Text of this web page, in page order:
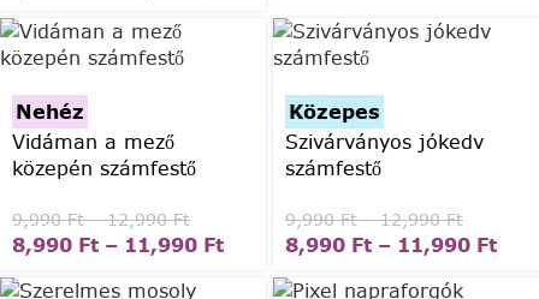
Nehéz
Vidáman a mező
közepén számfestő
9,990Ft – 12,990Ft
8,990 Ft – 11,990 Ft
Közepes
Szivárványos jókedv
számfestő
9,990Ft – 12,990Ft
8,990 Ft – 11,990 Ft